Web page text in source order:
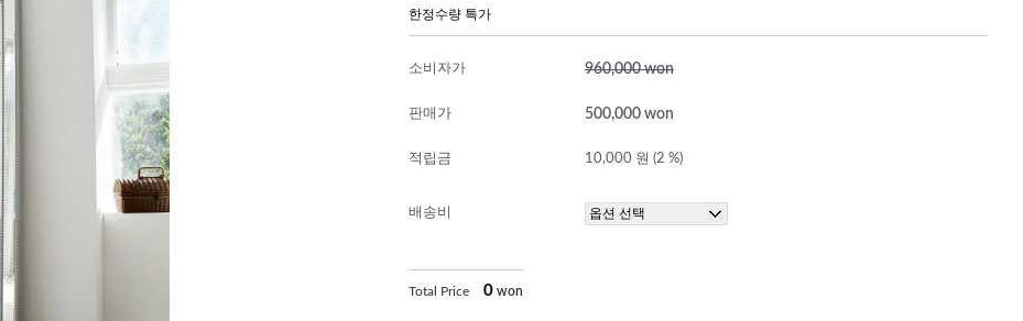
한정수량 특가
소비자가 960,000 won
판매가 500,000 won
적립금 10,000 원 (2 %)
배송비
Total Price 0 won